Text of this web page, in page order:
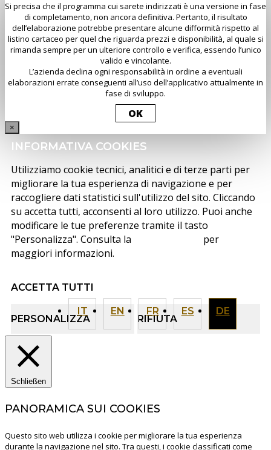
IT EN FR ES DE
Si precisa che il programma cui sarete indirizzati è una versione in fase
di completamento, non ancora definitiva. Pertanto, il risultato
dell’elaborazione potrebbe presentare alcune difformità rispetto al
listino cartaceo per quel che riguarda prezzi e disponibilità, al quale si
rimanda sempre per un ulteriore controllo e verifica, essendo l’unico
valido e vincolante.
L’azienda declina ogni responsabilità in ordine a eventuali
elaborazioni errate conseguenti all’uso dell’applicativo attualmente in
fase di sviluppo.
OK
×
INFORMATIVA COOKIES
Utilizziamo cookie tecnici, analitici e di terze parti per
migliorare la tua esperienza di navigazione e per
raccogliere dati statistici sull'utilizzo del sito. Cliccando
su accetta tutti, acconsenti al loro utilizzo. Puoi anche
modificare le tue preferenze tramite il tasto
"Personalizza". Consulta la
per
maggiori informazioni.
ACCETTA TUTTI
PERSONALIZZA RIFIUTA
Schließen
PANORAMICA SUI COOKIES
Questo sito web utilizza i cookie per migliorare la tua esperienza
durante la navigazione nel sito. Tra questi, i cookie classificati come